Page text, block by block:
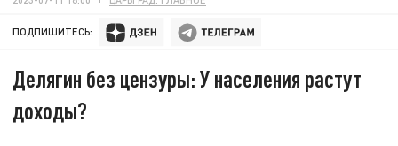
ПОДПИШИТЕСЬ:
Делягин без цензуры: У населения растут
доходы?